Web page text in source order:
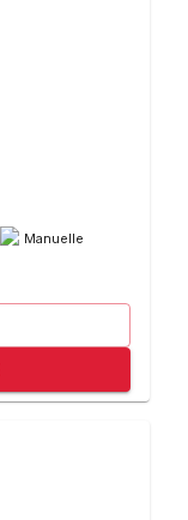
Manuelle